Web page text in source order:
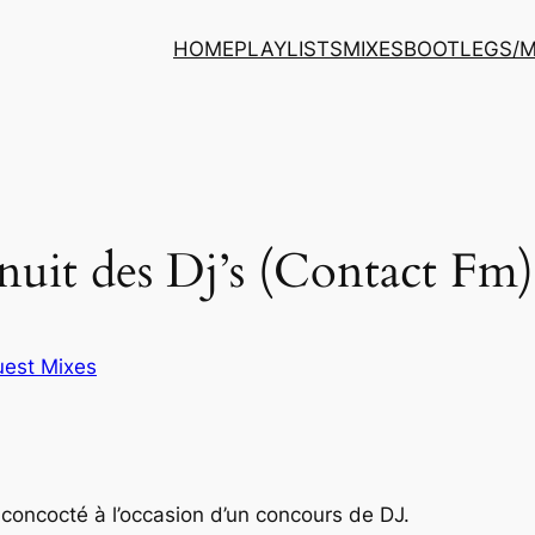
HOMEPLAYLISTSMIXESBOOTLEGS/
des Dj’s (Contact Fm)
Mixes
à l’occasion d’un concours de DJ.